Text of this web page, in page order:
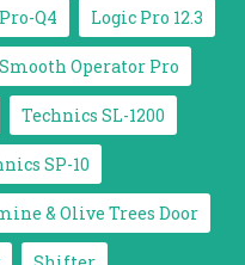
Q4 Logic Pro 12.3
Smooth Operator Pro
Technics SL-1200
SP-10
& Olive Trees Door